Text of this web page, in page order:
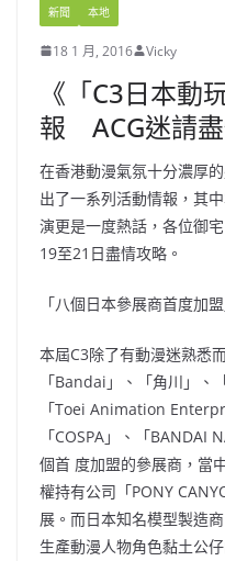
新聞 本地
18 1 月, 2016 Vicky
《「C3日本動
報 ACG迷請盡
在香港動漫氣氛十分濃厚
出了一系列活動情報，其
演更是一度熱話，各位御
19至21日盡情攻略。
「八個日本參展商首度加盟
本屆C3除了有動漫迷熟悉
「Bandai」、「角川」、
「Toei Animation
「COSPA」、「BANDAI
個首 度加盟的參展商，當
權持有公司「PONY
展。而日本知名模型製造
生產動漫人物角色黏土公